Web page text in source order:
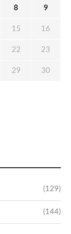
(129)
(144)
8 9
15 16
22 23
29 30